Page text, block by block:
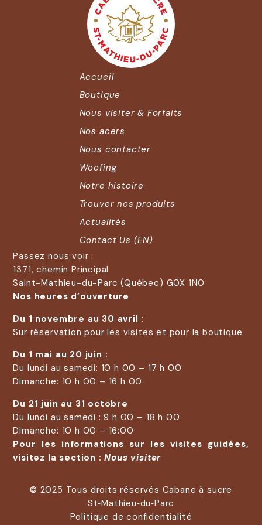
Accueil
Boutique
Nous visiter & Forfaits
Nos acers
Nous contacter
Woofing
Notre histoire
Trouver nos produits
Actualités
Contact Us (EN)
Passez nous voir :
1371, chemin Principal
Saint-Mathieu-du-Parc (Québec) G0X 1N0
Nos heures d’ouverture
Du 1 novembre au 30 avril :
Sur réservation pour les visites et pour la boutique
Du 1 mai au 20 juin :
Du lundi au samedi: 10 h 00 – 17 h 00
Dimanche: 10 h 00 – 16 h 00
Du 21 juin au 31 octobre
Du lundi au samedi : 9 h 00 – 18 h 00
Dimanche: 10 h 00 – 16:00
Pour les informations sur les visites guidées,
visitez la section :Nous visiter
© 2025 Tous droits réservés Cabane à sucre
St‑Mathieu‑du‑Parc
Politique de confidentialité